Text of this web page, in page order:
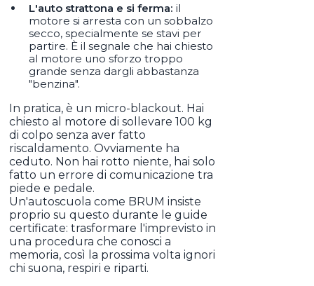
L'auto strattona e si ferma: il
motore si arresta con un sobbalzo
secco, specialmente se stavi per
partire. È il segnale che hai chiesto
al motore uno sforzo troppo
grande senza dargli abbastanza
"benzina".
In pratica, è un micro-blackout. Hai
chiesto al motore di sollevare 100 kg
di colpo senza aver fatto
riscaldamento. Ovviamente ha
ceduto. Non hai rotto niente, hai solo
fatto un errore di comunicazione tra
piede e pedale.
Un'autoscuola come BRUM insiste
proprio su questo durante le guide
certificate: trasformare l'imprevisto in
una procedura che conosci a
memoria, così la prossima volta ignori
chi suona, respiri e riparti.